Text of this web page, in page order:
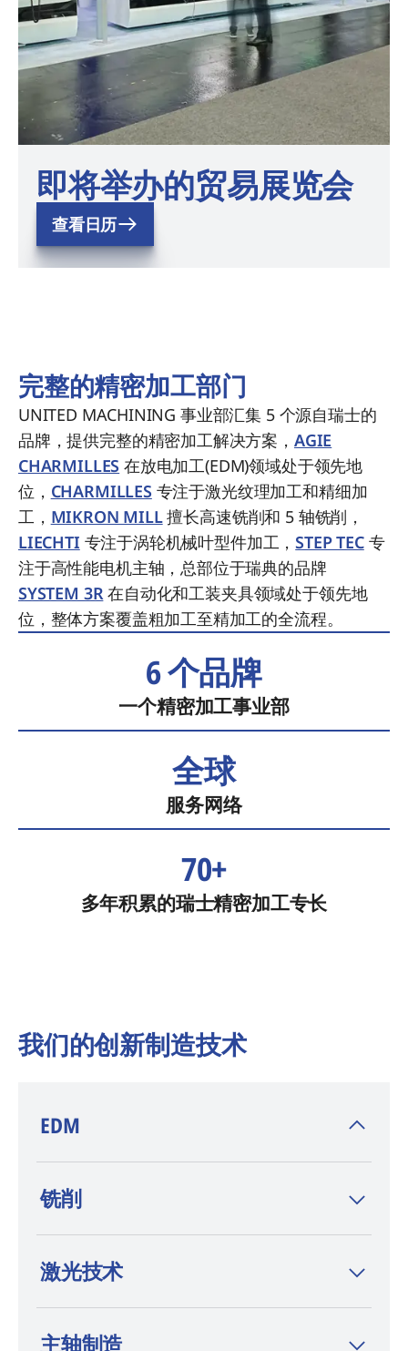
即将举办的贸易展览会
查看日历
完整的精密加工部门
UNITED MACHINING 事业部汇集 5 个源自瑞士的
品牌，提供完整的精密加工解决方案， AGIE
CHARMILLES 在放电加工(EDM)领域处于领先地
位， CHARMILLES 专注于激光纹理加工和精细加
工， MIKRON MILL擅长高速铣削和 5 轴铣削，
LIECHTI 专注于涡轮机械叶型件加工，STEP TEC专
注于高性能电机主轴，总部位于瑞典的品牌
SYSTEM 3R在自动化和工装夹具领域处于领先地
位，整体方案覆盖粗加工至精加工的全流程。
6 个品牌
一个精密加工事业部
全球
服务网络
70+
多年积累的瑞士精密加工专长
我们的创新制造技术
EDM
的发明者，在 wire-cut EDM、sinker EDM 和
钻孔 EDM 领域，这一品牌以高端定位和持续
铣削
激光技术
主轴制造